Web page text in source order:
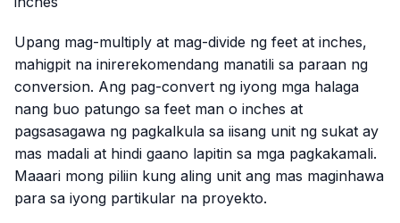
Upang mag-multiply at mag-divide ng feet at inches,
mahigpit na inirerekomendang manatili sa paraan ng
conversion. Ang pag-convert ng iyong mga halaga
nang buo patungo sa feet man o inches at
pagsasagawa ng pagkalkula sa iisang unit ng sukat ay
mas madali at hindi gaano lapitin sa mga pagkakamali.
Maaari mong piliin kung aling unit ang mas maginhawa
para sa iyong partikular na proyekto.